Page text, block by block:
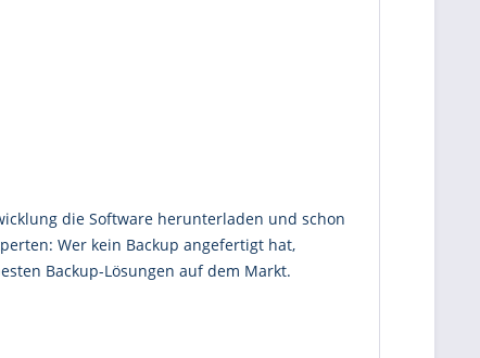
die Software herunterladen und schon
Wer kein Backup angefertigt hat,
Backup-Lösungen auf dem Markt.